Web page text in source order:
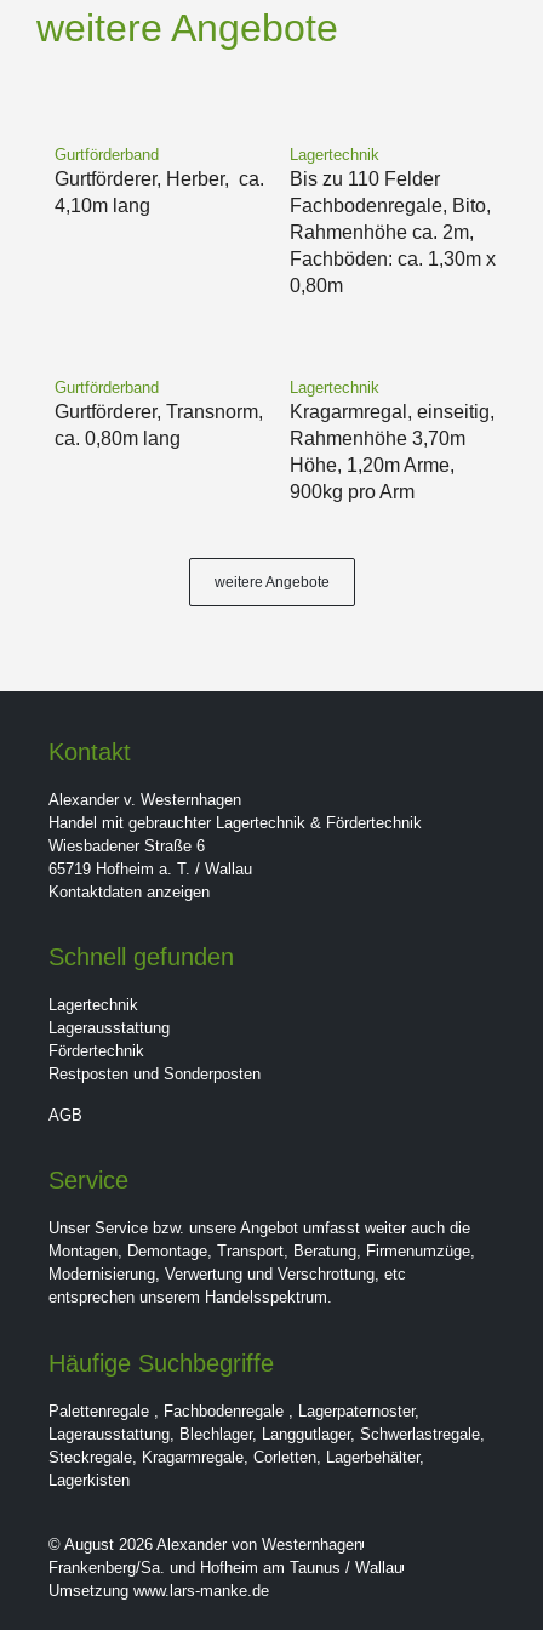
weitere Angebote
Gurtförderband
Gurtförderer, Herber, ca.
4,10m lang
Lagertechnik
Bis zu 110 Felder
Fachbodenregale, Bito,
Rahmenhöhe ca. 2m,
Fachböden: ca. 1,30m x
0,80m
Gurtförderband
Gurtförderer, Transnorm,
ca. 0,80m lang
Lagertechnik
Kragarmregal, einseitig,
Rahmenhöhe 3,70m
Höhe, 1,20m Arme,
900kg pro Arm
weitere Angebote
Kontakt
Alexander v. Westernhagen
Handel mit gebrauchter Lagertechnik & Fördertechnik
Wiesbadener Straße 6
65719 Hofheim a. T. / Wallau
Kontaktdaten anzeigen
Schnell gefunden
Lagertechnik
Lagerausstattung
Fördertechnik
Restposten und Sonderposten
AGB
Service
Unser Service bzw. unsere Angebot umfasst weiter auch die
Montagen, Demontage, Transport, Beratung, Firmenumzüge,
Modernisierung, Verwertung und Verschrottung, etc
entsprechen unserem Handelsspektrum.
Häufige Suchbegriffe
Palettenregale Fachbodenregale Lagerpaternoster,
Lagerausstattung Blechlager, Langgutlager, Schwerlastregale
Steckregale Kragarmregale Corletten Lagerbehälter,
Lagerkisten
© August 2026 Alexander von Westernhagen
Frankenberg/Sa. und Hofheim am Taunus / Wallau
Umsetzung www.lars-manke.de